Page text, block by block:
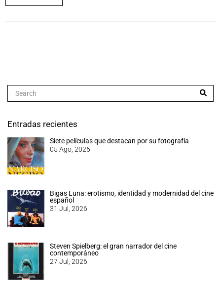
Entradas recientes
Siete películas que destacan por su fotografía
05 Ago, 2026
Bigas Luna: erotismo, identidad y modernidad del cine
español
31 Jul, 2026
Steven Spielberg: el gran narrador del cine
contemporáneo
27 Jul, 2026